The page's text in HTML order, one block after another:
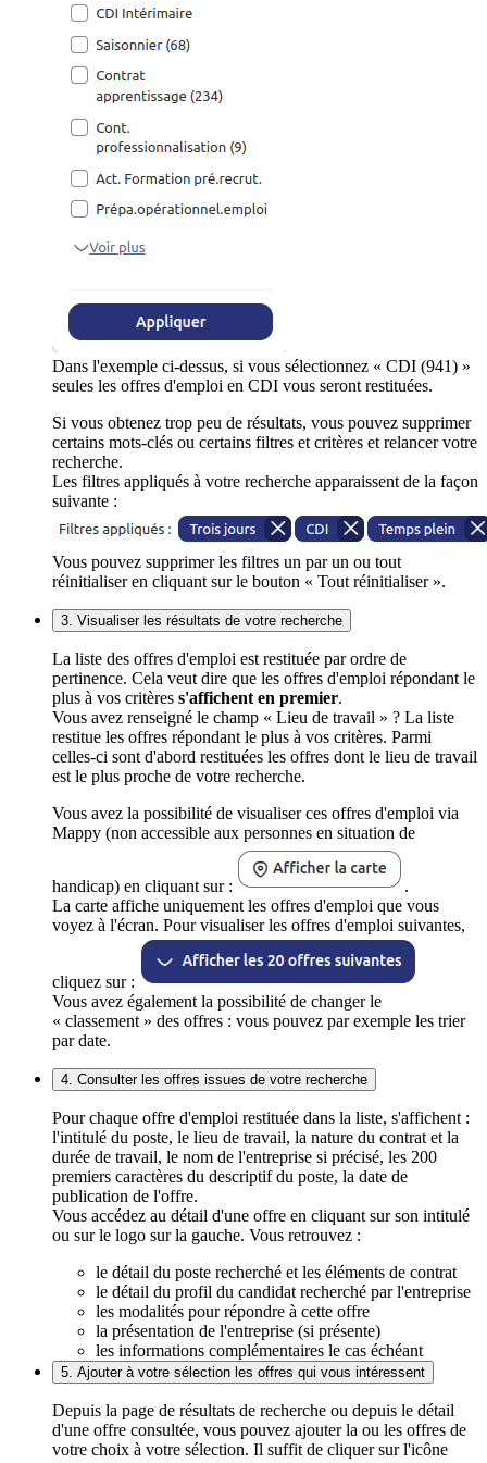
Dans l'exemple ci-dessus, si vous sélectionnez « CDI (941) »
seules les offres d'emploi en CDI vous seront restituées.
Si vous obtenez trop peu de résultats, vous pouvez supprimer
certains mots-clés ou certains filtres et critères et relancer votre
recherche.
Les filtres appliqués à votre recherche apparaissent de la façon
suivante :
Vous pouvez supprimer les filtres un par un ou tout
réinitialiser en cliquant sur le bouton « Tout réinitialiser ».
3. Visualiser les résultats de votre recherche
La liste des offres d'emploi est restituée par ordre de
pertinence. Cela veut dire que les offres d'emploi répondant le
plus à vos critères s'affichent en premier.
Vous avez renseigné le champ « Lieu de travail » ? La liste
restitue les offres répondant le plus à vos critères. Parmi
celles-ci sont d'abord restituées les offres dont le lieu de travail
est le plus proche de votre recherche.
Vous avez la possibilité de visualiser ces offres d'emploi via
Mappy (non accessible aux personnes en situation de
handicap) en cliquant sur :
.
La carte affiche uniquement les offres d'emploi que vous
voyez à l'écran. Pour visualiser les offres d'emploi suivantes,
cliquez sur :
Vous avez également la possibilité de changer le
« classement » des offres : vous pouvez par exemple les trier
par date.
4. Consulter les offres issues de votre recherche
Pour chaque offre d'emploi restituée dans la liste, s'affichent :
l'intitulé du poste, le lieu de travail, la nature du contrat et la
durée de travail, le nom de l'entreprise si précisé, les 200
premiers caractères du descriptif du poste, la date de
publication de l'offre.
Vous accédez au détail d'une offre en cliquant sur son intitulé
ou sur le logo sur la gauche. Vous retrouvez :
le détail du poste recherché et les éléments de contrat
le détail du profil du candidat recherché par l'entreprise
les modalités pour répondre à cette offre
la présentation de l'entreprise (si présente)
les informations complémentaires le cas échéant
5. Ajouter à votre sélection les offres qui vous intéressent
Depuis la page de résultats de recherche ou depuis le détail
d'une offre consultée, vous pouvez ajouter la ou les offres de
votre choix à votre sélection. Il suffit de cliquer sur l'icône